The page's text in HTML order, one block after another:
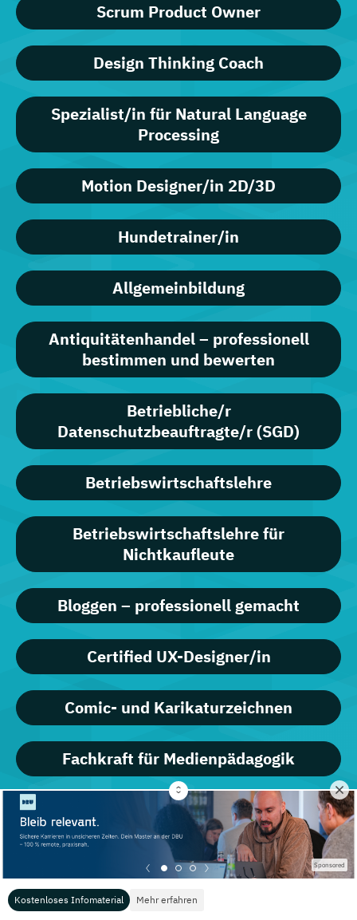
Kostenloses Infomaterial Mehr erfahren
Sponsored
Scrum Product Owner
Design Thinking Coach
Spezialist/in für Natural Language
Processing
Motion Designer/in 2D/3D
Hundetrainer/in
Allgemeinbildung
Antiquitätenhandel – professionell
bestimmen und bewerten
Betriebliche/r
Datenschutzbeauftragte/r (SGD)
Betriebswirtschaftslehre
Betriebswirtschaftslehre für
Nichtkaufleute
Bloggen – professionell gemacht
Certified UX-Designer/in
Comic- und Karikaturzeichnen
Fachkraft für Medienpädagogik
Farb-, Typ- und Stilberatung
Fit am PC mit Windows 11 und Office
2019/365